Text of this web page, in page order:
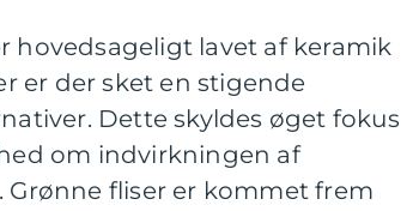
hovedsageligt lavet af keramik
er der sket en stigende
Dette skyldes øget fokus
om indvirkningen af
fliser er kommet frem